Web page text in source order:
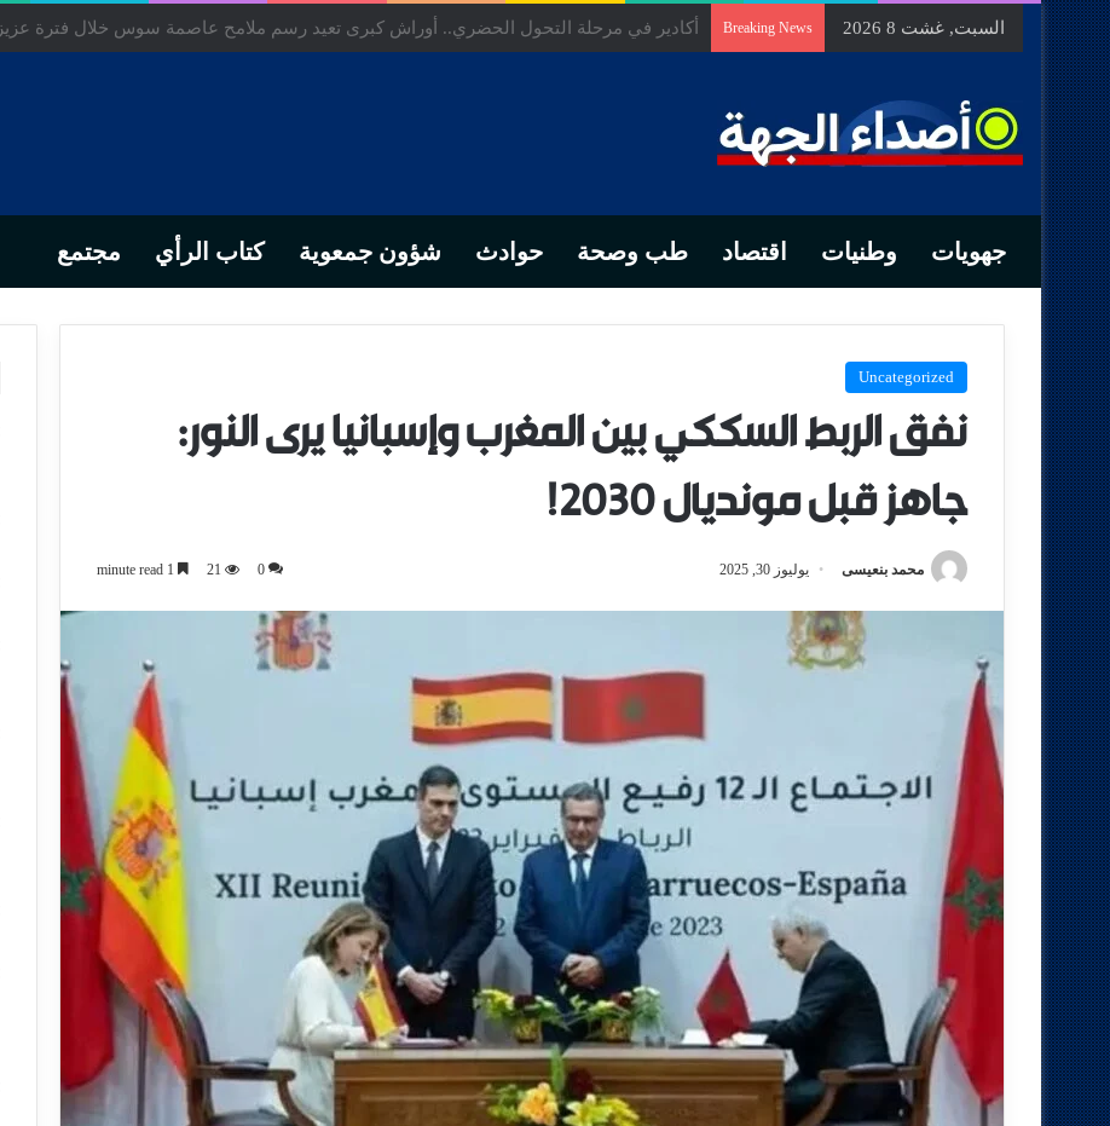
السبت, غشت 8 2026 Breaking News السيد الحسين مخلص… من التدبير المحلي إلى رهانات التشريع وبصمة رجل أعمال ناجح
جهويات وطنيات اقتصاد طب وصحة حوادث شؤون جمعوية كتاب الرأي مجتمع
Uncategorized
نفق الربط السككي بين المغرب وإسبانيا يرى النور:
جاهز قبل مونديال 2030!
محمد بنعيسى يوليوز 30, 2025 0
21